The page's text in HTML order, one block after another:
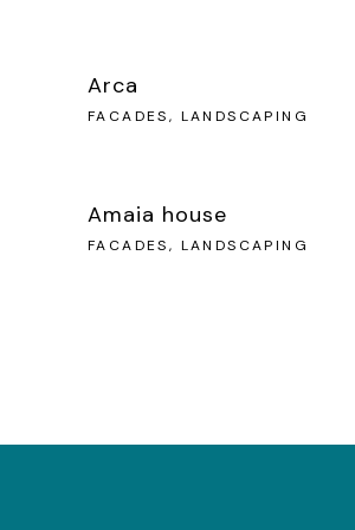
Arca
FACADES, LANDSCAPING
Amaia house
FACADES, LANDSCAPING